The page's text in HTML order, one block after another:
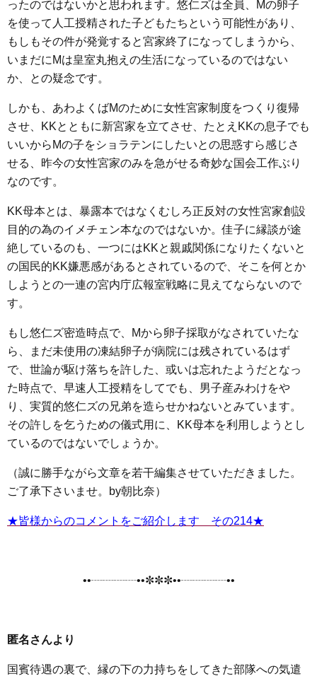
ったのではないかと思われます。悠仁ズは全員、Mの卵子
を使って人工授精された子どもたちという可能性があり、
もしもその件が発覚すると宮家終了になってしまうから、
いまだにMは皇室丸抱えの生活になっているのではない
か、との疑念です。
しかも、あわよくばMのために女性宮家制度をつくり復帰
させ、KKとともに新宮家を立てさせ、たとえKKの息子でも
いいからMの子をショラテンにしたいとの思惑すら感じさ
せる、昨今の女性宮家のみを急がせる奇妙な国会工作ぶり
なのです。
KK母本とは、暴露本ではなくむしろ正反対の女性宮家創設
目的の為のイメチェン本なのではないか。佳子に縁談が途
絶しているのも、一つにはKKと親戚関係になりたくないと
の国民的KK嫌悪感があるとされているので、そこを何とか
しようとの一連の宮内庁広報室戦略に見えてならないので
す。
もし悠仁ズ密造時点で、Mから卵子採取がなされていたな
ら、まだ未使用の凍結卵子が病院には残されているはず
で、世論が駆け落ちを許した、或いは忘れたようだとなっ
た時点で、早速人工授精をしてでも、男子産みわけをや
り、実質的悠仁ズの兄弟を造らせかねないとみています。
その許しを乞うための儀式用に、KK母本を利用しようとし
ているのではないでしょうか。
（誠に勝手ながら文章を若干編集させていただきました。
ご了承下さいませ。by朝比奈）
★皆様からのコメントをご紹介します その214★
••┈┈┈┈••✼✼✼••┈┈┈┈••
匿名さんより
国賓待遇の裏で、縁の下の力持ちをしてきた部隊への気遣